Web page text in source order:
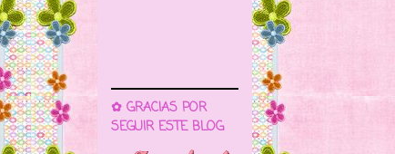
✿ GRACIAS POR
SEGUIR ESTE BLOG